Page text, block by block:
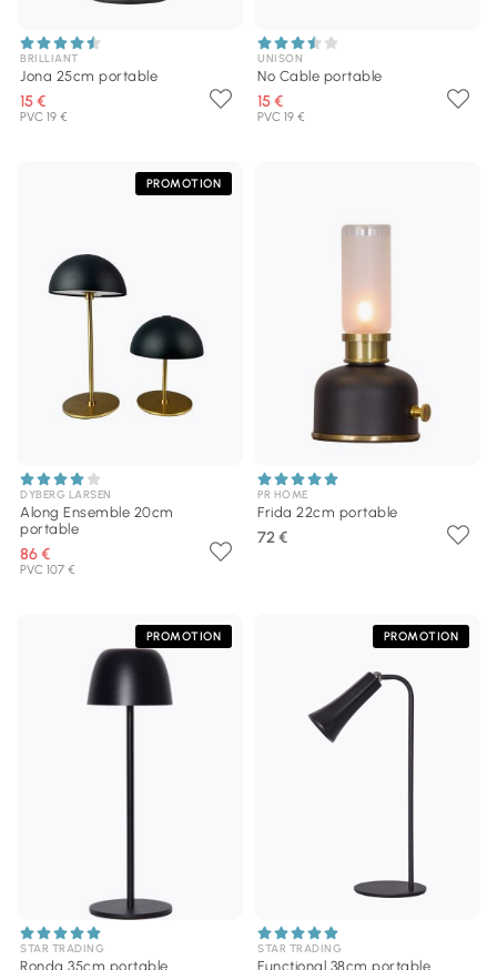
BRILLIANT
Jona 25cm portable
15 €
PVC 19 €
UNISON
No Cable portable
15 €
PVC 19 €
PROMOTION
DYBERG LARSEN
Along Ensemble 20cm
portable
86 €
PVC 107 €
PR HOME
Frida 22cm portable
72 €
PROMOTION
STAR TRADING
Ronda 35cm portable
PROMOTION
STAR TRADING
Functional 38cm portable